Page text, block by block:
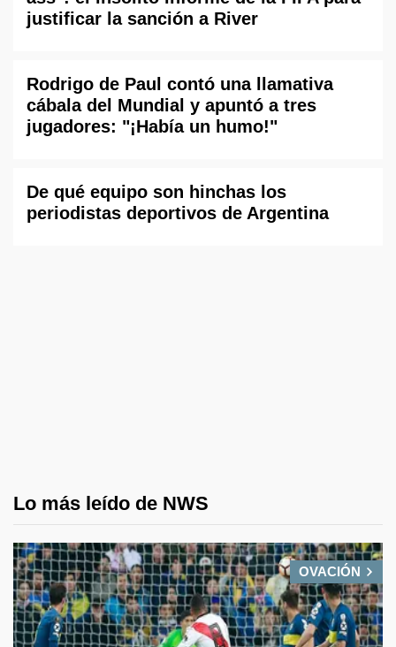
justificar la sanción a River
Rodrigo de Paul contó una llamativa
cábala del Mundial y apuntó a tres
jugadores: "¡Había un humo!"
De qué equipo son hinchas los
periodistas deportivos de Argentina
Lo más leído de NWS
OVACIÓN